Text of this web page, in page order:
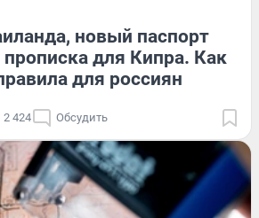
новый паспорт
для Кипра. Как
для россиян
2 424 Обсудить